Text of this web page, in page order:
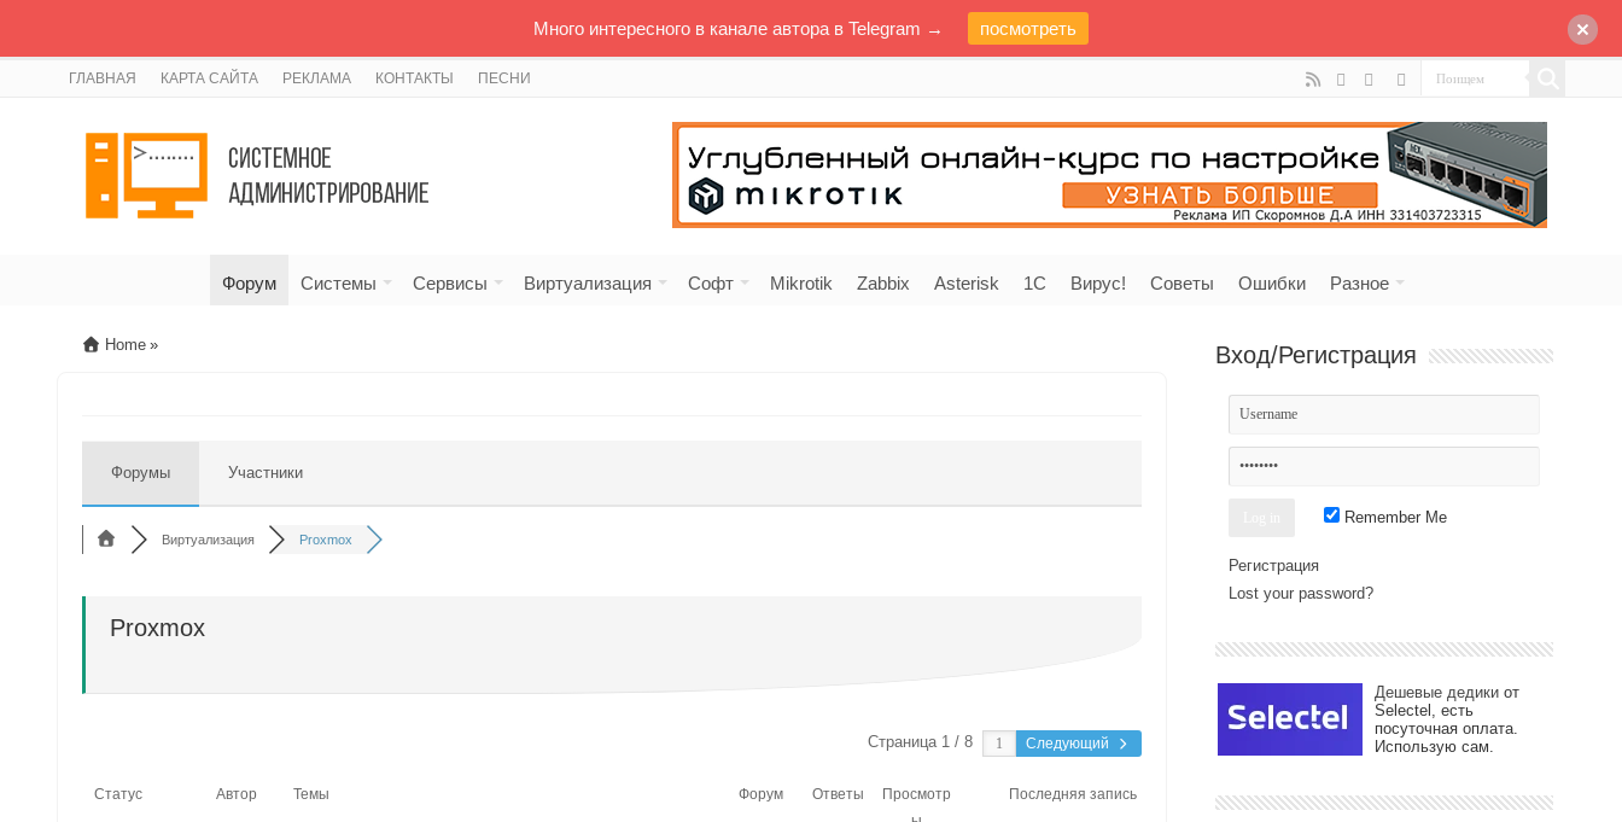
ГЛАВНАЯ КАРТА САЙТА РЕКЛАМА КОНТАКТЫ ПЕСНИ
Форум Системы Сервисы Виртуализация Софт Mikrotik Zabbix Asterisk 1C Вирус! Советы Ошибки Разное
Home »
Форумы Участники
Виртуализация Proxmox
Proxmox
Страница 1 / 8 Следующий
Статус Автор Темы Форум Ответы
Просмотр
Последняя запись
Вход/Регистрация
Remember Me
Регистрация
Lost your password?
Дешевые дедики от
Selectel, есть
посуточная оплата.
Использую сам.
Много интересного в канале автора в Telegram → посмотреть